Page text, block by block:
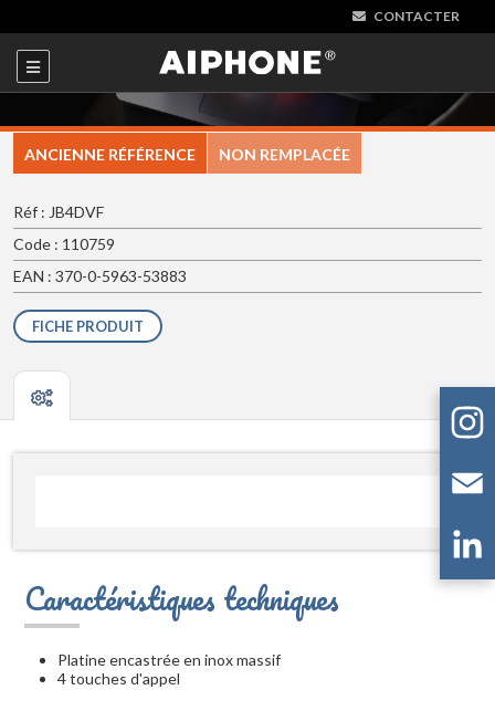
CONTACTER
ANCIENNE RÉFÉRENCE NON REMPLACÉE
Réf : JB4DVF
Code : 110759
EAN : 370-0-5963-53883
FICHE PRODUIT
Caractéristiques techniques
Platine encastrée en inox massif
4 touches d'appel